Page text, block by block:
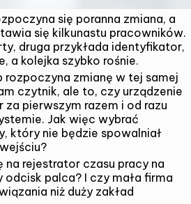
się poranna zmiana, a
się kilkunastu pracowników.
druga przykłada identyfikator,
a kolejka szybko rośnie.
rozpoczyna zmianę w tej samej
czytnik, ale to, czy urządzenie
pierwszym razem i od razu
Jak więc wybrać
który nie będzie spowalniał
na rejestrator czasu pracy na
odcisk palca? I czy mała firma
niż duży zakład